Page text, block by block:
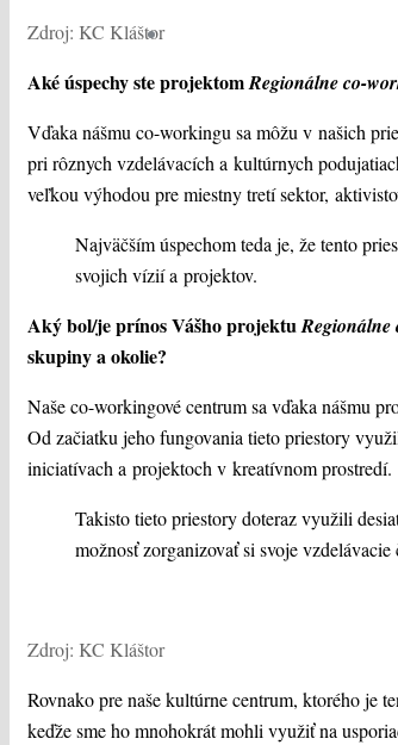
Zdroj: KC Kláštor
Aké úspechy ste projektomRegionálne co-
Vďaka nášmu co-workingu sa môžu v našich
pri rôznych vzdelávacích a kultúrnych
veľkou výhodou pre miestny tretí sektor,
Najväčším úspechom teda je, že tento
svojich vízií a projektov.
Aký bol/je prínos Vášho projektuRegionálne
skupiny a okolie?
Naše co-workingové centrum sa vďaka nášmu
Od začiatku jeho fungovania tieto priestory
iniciatívach a projektoch v kreatívnom prostredí.
Takisto tieto priestory doteraz využili
možnosť zorganizovať si svoje
Zdroj: KC Kláštor
Rovnako pre naše kultúrne centrum, ktorého je
keďže sme ho mnohokrát mohli využiť na